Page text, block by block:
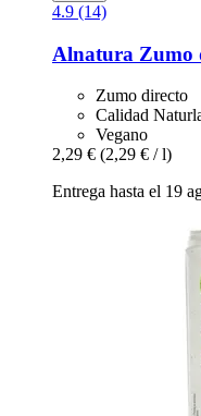
4.9 (14)
Alnatura Zumo
Zumo directo
Calidad
Vegano
2,29 € (2,29 € / l)
Entrega hasta el 19